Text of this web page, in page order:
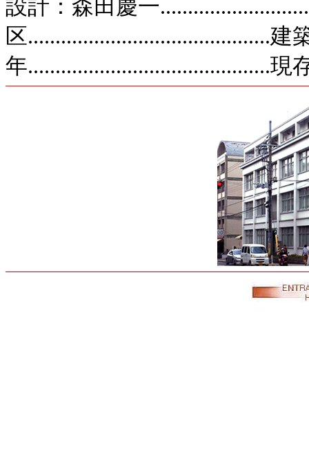
設計：森田慶一
区............................................
年............................................現